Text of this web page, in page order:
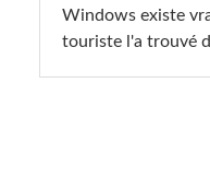
Windows existe
touriste l'a trouvé